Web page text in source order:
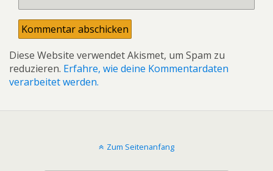
Diese Website verwendet Akismet, um Spam zu
reduzieren. Erfahre, wie deine Kommentardaten
verarbeitet werden.
Zum Seitenanfang